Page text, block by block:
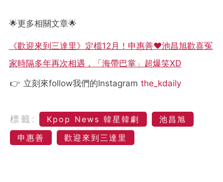
🌟更多相關文章🌟
《歡迎來到三達里》定檔12月！申惠善❤池昌旭歡喜冤
家時隔多年再次相遇，「海帶巴掌」超爆笑XD
👉 立刻來follow我們的Instagram the_kdaily
標籤: Kpop News 韓星韓劇
池昌旭
申惠善
歡迎來到三達里